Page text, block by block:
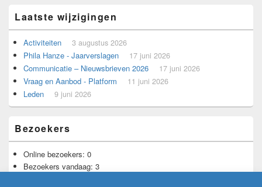
Laatste wijzigingen
Activiteiten 3 augustus 2026
Phila Hanze - Jaarverslagen 17 juni 2026
Communicatie – Nieuwsbrieven 2026 17 juni 2026
Vraag en Aanbod - Platform 11 juni 2026
Leden 9 juni 2026
Bezoekers
Online bezoekers: 0
Bezoekers vandaag: 3